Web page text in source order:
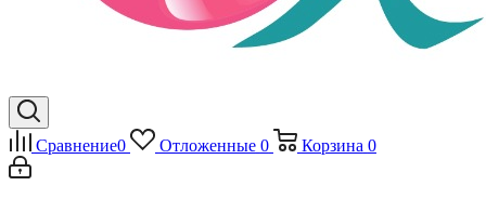
Сравнение0 Отложенные 0 Корзина 0